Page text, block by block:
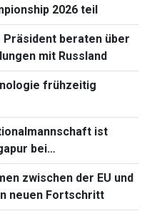
2026 teil
Präsident beraten über
mit Russland
frühzeitig
ist
bei
zwischen der EU und
neuen Fortschritt